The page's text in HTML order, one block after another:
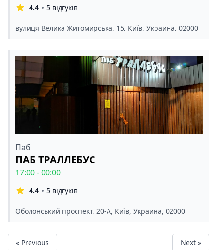
4.4 5 відгуків
вулиця Велика Житомирська, 15, Київ, Украина, 02000
Паб
ПАБ ТРАЛЛЕБУС
17:00 - 00:00
4.4 5 відгуків
Оболонський проспект, 20-A, Київ, Украина, 02000
« Previous Next »